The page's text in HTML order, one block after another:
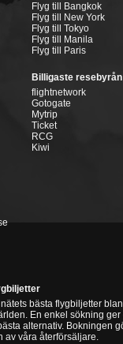
Flyg till Bangkok
Flyg till New York
Flyg till Tokyo
Flyg till Manila
Flyg till Paris
Billigaste resebyrån
flightnetwork
Gotogate
Mytrip
Ticket
RCG
Kiwi
bästa flygbiljetter
En enkel sökning
alternativ. Bokningen
av våra återförsäljare.